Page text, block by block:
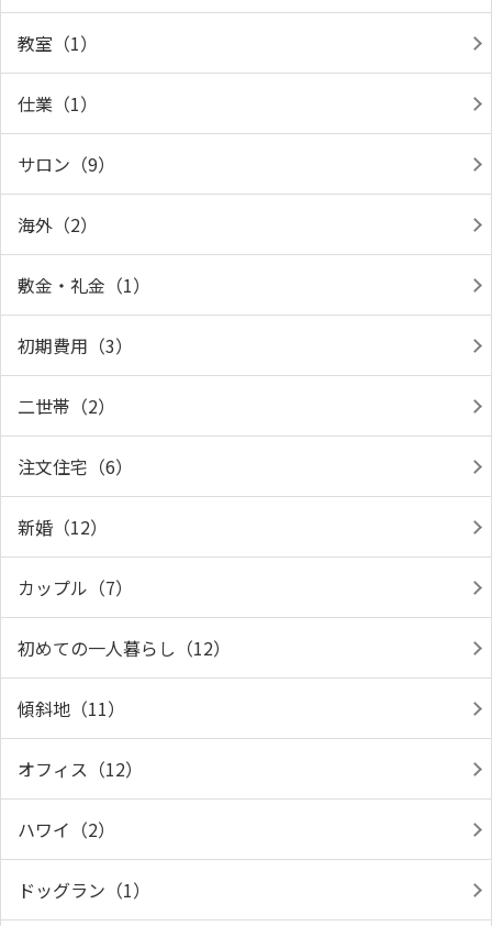
教室（1）
仕業（1）
サロン（9）
海外（2）
敷金・礼金（1）
初期費用（3）
二世帯（2）
注文住宅（6）
新婚（12）
カップル（7）
初めての一人暮らし（12）
傾斜地（11）
オフィス（12）
ハワイ（2）
ドッグラン（1）